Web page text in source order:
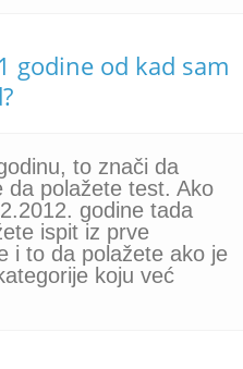
godine od kad sam
to znači da
da polažete test. Ako
godine tada
ispit iz prve
i to da polažete ako je
koju već